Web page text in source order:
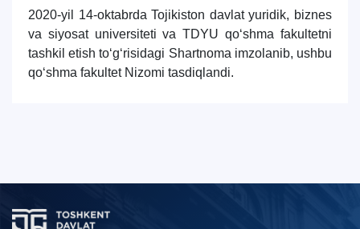
2020-yil 14-oktabrdaTojikiston davlat yuridik, biznes
va siyosat universiteti va TDYU qo‘shma fakultetni
tashkil etish to‘g‘risidagi Shartnoma imzolanib, ushbu
qo‘shma fakultet Nizomi tasdiqlandi.
7. Call-center (4) 8. Bakalavriat kvotasi (3)
9. Magistratura kvotasi (4) ✉️ Adminga yozish